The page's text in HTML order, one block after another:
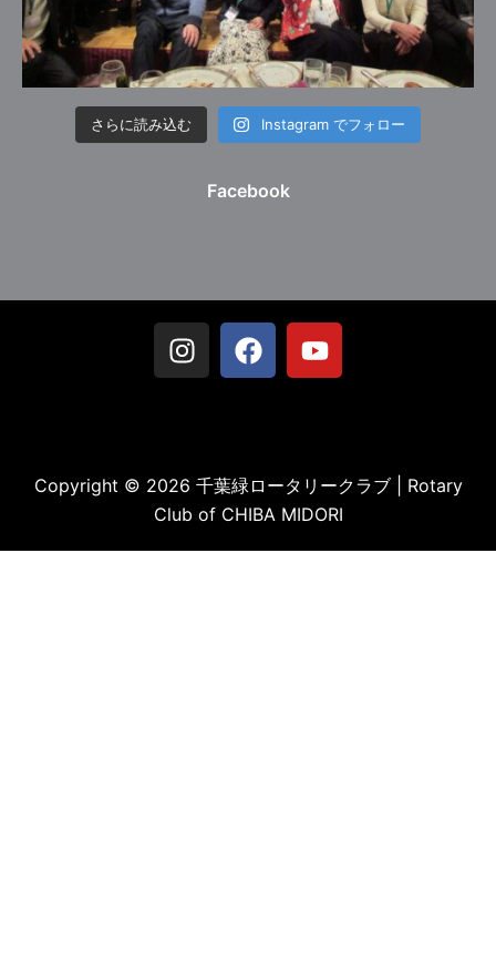
さらに読み込む Instagram でフォロー
Facebook
Copyright © 2026 千葉緑ロータリークラブ | Rotary
Club of CHIBA MIDORI